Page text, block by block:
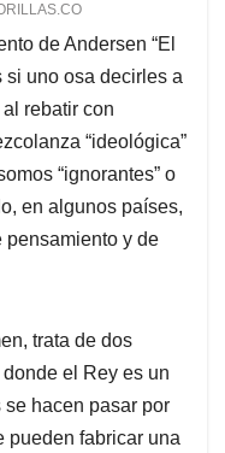
de Andersen “El
si uno osa decirles a
al rebatir con
“ideológica”
“ignorantes” o
en algunos países,
pensamiento y de
trata de dos
el Rey es un
hacen pasar por
pueden fabricar una